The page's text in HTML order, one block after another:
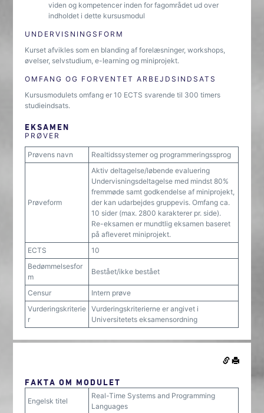
viden og kompetencer inden for fagområdet ud over
indholdet i dette kursusmodul
UNDERVISNINGSFORM
Kurset afvikles som en blanding af forelæsninger, workshops,
øvelser, selvstudium, e-learning og miniprojekt.
OMFANG OG FORVENTET ARBEJDSINDSATS
Kursusmodulets omfang er 10 ECTS svarende til 300 timers
studieindsats.
EKSAMEN
PRØVER
Prøvens navn Realtidssystemer og programmeringssprog
Prøveform
Aktiv deltagelse/løbende evaluering
Undervisningsdeltagelse med mindst 80%
fremmøde samt godkendelse af miniprojekt,
der kan udarbejdes gruppevis. Omfang ca.
10 sider (max. 2800 karakterer pr. side).
Re-eksamen er mundtlig eksamen baseret
på afleveret miniprojekt.
ECTS
10
Bedømmelsesfor
m
Bestået/ikke bestået
Censur
Intern prøve
Vurderingskriterie
r
Vurderingskriterierne er angivet i
Universitetets eksamensordning
FAKTA OM MODULET
Engelsk titel
Real-Time Systems and Programming
Languages